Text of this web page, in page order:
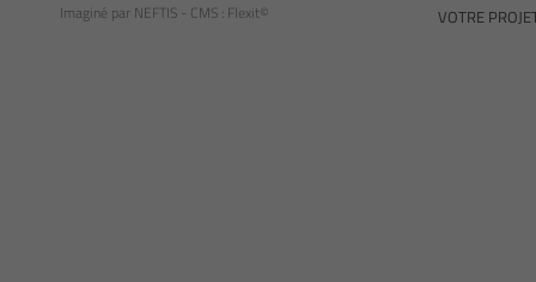
Imaginé par NEFTIS - CMS : Flexit© VOTRE